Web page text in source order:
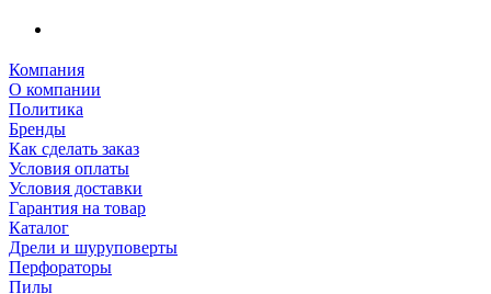
Компания
О компании
Политика
Бренды
Как сделать заказ
Условия оплаты
Условия доставки
Гарантия на товар
Каталог
Дрели и шуруповерты
Перфораторы
Пилы